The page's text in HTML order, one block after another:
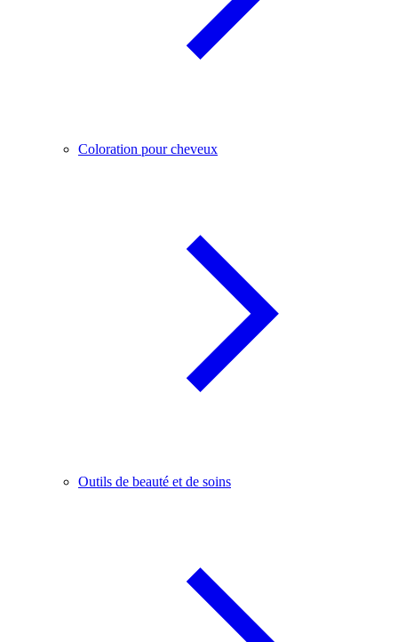
Coloration pour cheveux
Outils de beauté et de soins